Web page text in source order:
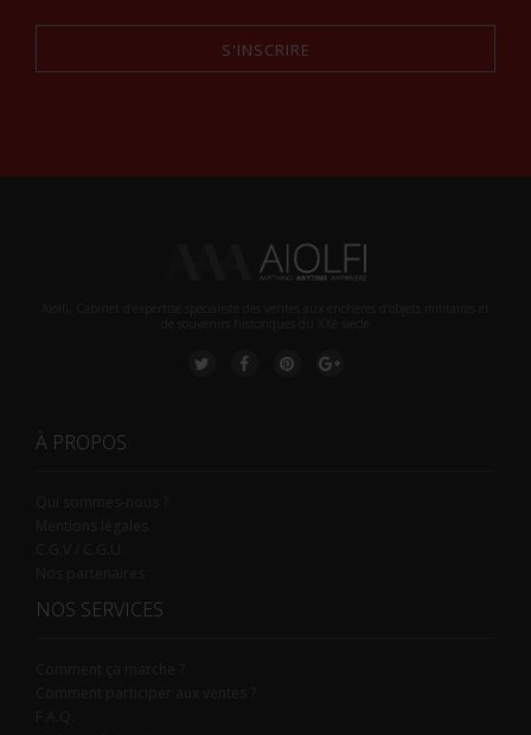
S'INSCRIRE
À PROPOS
NOS SERVICES